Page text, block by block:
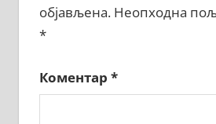
објављена. Неопходна
*
Коментар *